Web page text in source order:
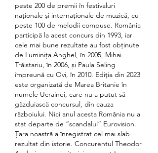
peste 200 de premii în festivaluri
naționale și internaționale de muzică, cu
peste 100 de melodii compuse. România
participă la acest concurs din 1993, iar
cele mai bune rezultate au fost obținute
de Luminița Anghel, în 2005, Mihai
Trăistariu, în 2006, și Paula Seling
împreună cu Ovi, în 2010. Ediţia din 2023
este organizată de Marea Britanie în
numele Ucrainei, care nu a putut să
găzduiască concursul, din cauza
războiului. Nici anul acesta România nu a
stat departe de “scandalul” Eurovision.
Țara noastră a înregistrat cel mai slab
rezultat din istorie. Concurentul Theodor